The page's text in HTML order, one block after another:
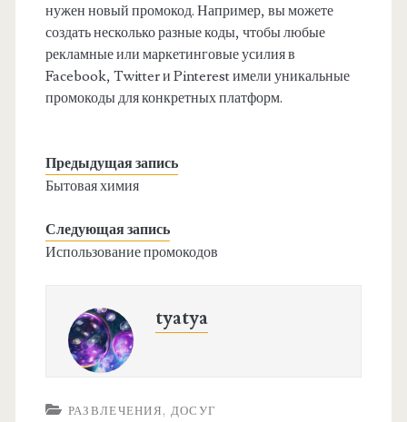
нужен новый промокод. Например, вы можете
создать несколько разные коды, чтобы любые
рекламные или маркетинговые усилия в
Facebook, Twitter и Pinterest имели уникальные
промокоды для конкретных платформ.
Предыдущая запись
Бытовая химия
Следующая запись
Использование промокодов
tyatya
РАЗВЛЕЧЕНИЯ, ДОСУГ